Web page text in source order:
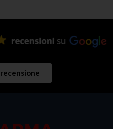
recensione